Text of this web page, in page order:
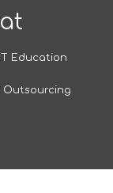
Education
Outsourcing